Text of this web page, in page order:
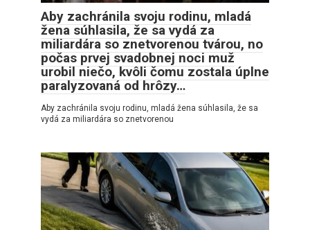
Aby zachránila svoju rodinu, mladá
žena súhlasila, že sa vydá za
miliardára so znetvorenou tvárou, no
počas prvej svadobnej noci muž
urobil niečo, kvôli čomu zostala úplne
paralyzovaná od hrôzy…
Aby zachránila svoju rodinu, mladá žena súhlasila, že sa
vydá za miliardára so znetvorenou